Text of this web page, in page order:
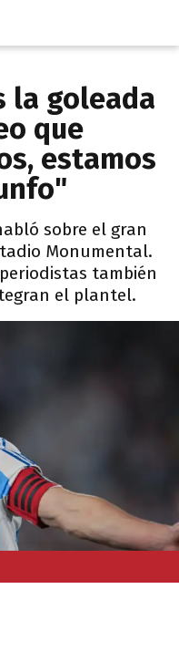
la goleada
que
estamos
sobre el gran
Monumental.
también
el plantel.